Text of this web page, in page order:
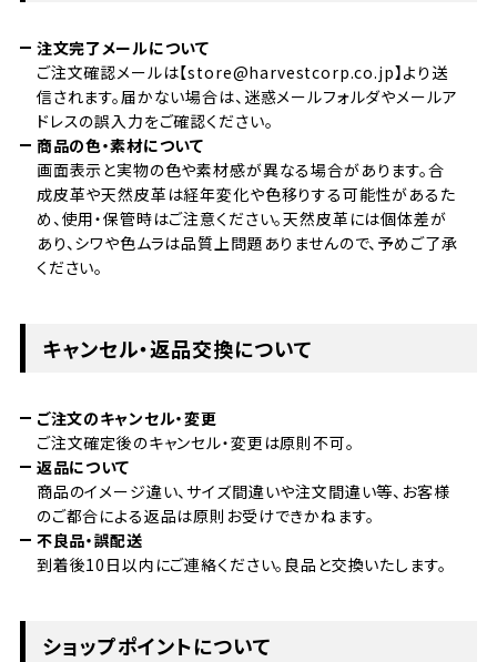
注文完了メールについて
ご注文確認メールは【store@harvestcorp.co.jp】より送
信されます。届かない場合は、迷惑メールフォルダやメールア
ドレスの誤入力をご確認ください。
商品の色・素材について
画面表示と実物の色や素材感が異なる場合があります。合
成皮革や天然皮革は経年変化や色移りする可能性があるた
め、使用・保管時はご注意ください。天然皮革には個体差が
あり、シワや色ムラは品質上問題ありませんので、予めご了承
ください。
キャンセル・返品交換について
ご注文のキャンセル・変更
ご注文確定後のキャンセル・変更は原則不可。
返品について
商品のイメージ違い、サイズ間違いや注文間違い等、お客様
のご都合による返品は原則お受けできかねます。
不良品・誤配送
到着後10日以内にご連絡ください。良品と交換いたします。
ショップポイントについて